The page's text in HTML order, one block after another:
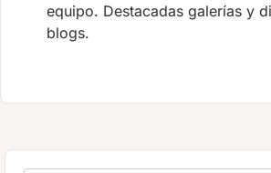
equipo. Destacadas galerías y
blogs.